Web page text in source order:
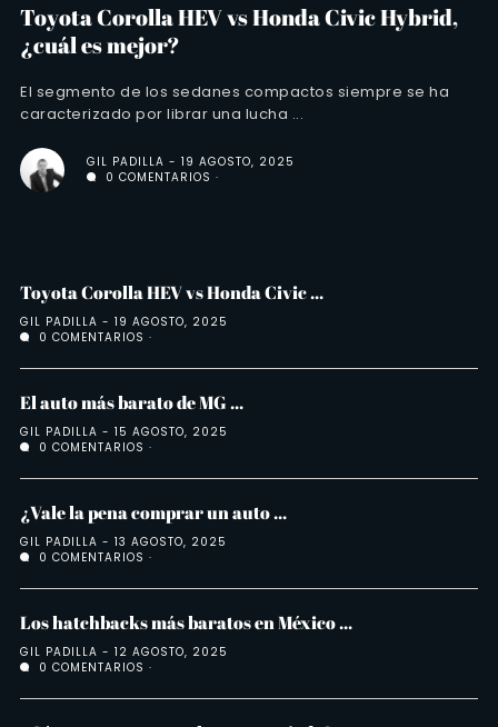
Toyota Corolla HEV vs Honda Civic Hybrid,
¿cuál es mejor?
El segmento de los sedanes compactos siempre se ha
caracterizado por librar una lucha ...
GIL PADILLA
19 AGOSTO, 2025
0 COMENTARIOS
Toyota Corolla HEV vs Honda Civic ...
GIL PADILLA
19 AGOSTO, 2025
0 COMENTARIOS
El auto más barato de MG ...
GIL PADILLA
15 AGOSTO, 2025
0 COMENTARIOS
¿Vale la pena comprar un auto ...
GIL PADILLA
13 AGOSTO, 2025
0 COMENTARIOS
Los hatchbacks más baratos en México ...
GIL PADILLA
12 AGOSTO, 2025
0 COMENTARIOS